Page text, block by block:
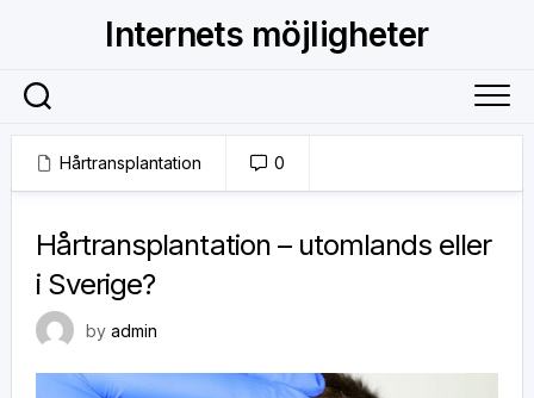
Internets möjligheter
Hårtransplantation 0
Hårtransplantation – utomlands eller
i Sverige?
by admin